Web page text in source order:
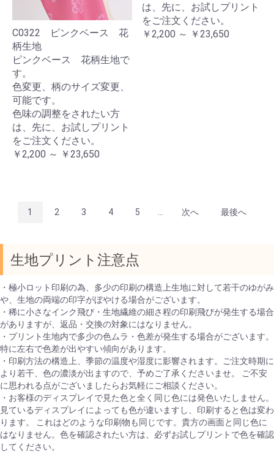
C0322 ピンクベース 花
柄生地
ピンクベース 花柄生地で
す。
色変更、柄のサイズ変更、
可能です。
色味の調整をされたい方
は、先に、お試しプリント
をご注文ください。
￥2,200 ～ ￥23,650
は、先に、お試しプリント
をご注文ください。
￥2,200 ～ ￥23,650
1 2 3 4 5 次へ 最後へ
生地プリント注意点
・極小ロット印刷の為、多少の印刷の構造上生地に対して若干のゆがみ
や、生地の両端の印字がぼやける場合がございます。
・稀に小さなインク飛び・生地繊維の細さ程の印刷飛びが発生する場合
がありますが、返品・交換の対象にはなりません。
・プリント生地内で多少の色ムラ・色差が発生する場合がございます。
特に左右で色差が出やすい傾向があります。
・印刷方法の構造上、季節の温度や湿度に影響されます。ご注文時期に
より若干、色の濃淡が出ますので、予めご了承くださいませ。 ご不安
に思われる点がございましたらお気軽にご相談ください。
・お客様のディスプレイで見た色と全く同じ色には発色いたしません。
見ているディスプレイによっても色が違いますし、印刷すると色は変わ
ります。 これはどのような印刷物も同じです。貴方の画面と同じ色に
はなりません。色を確認されたい方は、必ずお試しプリントで色を確認
してください。